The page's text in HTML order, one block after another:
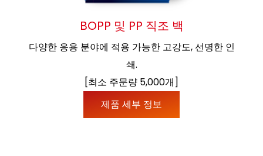
BOPP 및 PP 직조 백
다양한 응용 분야에 적용 가능한 고강도, 선명한 인
쇄.
[최소 주문량 5,000개]
제품 세부 정보